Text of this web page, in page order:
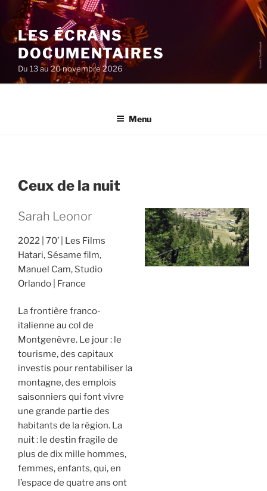
au
contenu
principal
LES ÉCRANS
DOCUMENTAIRES
Du 13 au 20 novembre 2026
Menu
Ceux de la nuit
Sarah Leonor
2022 70’
Les Films
Hatari, Sésame film,
Manuel Cam, Studio
Orlando
France
La frontière franco-
italienne au col de
Montgenèvre. Le jour : le
tourisme, des capitaux
investis pour rentabiliser la
montagne, des emplois
saisonniers qui font vivre
une grande partie des
habitants de la région. La
nuit : le destin fragile de
plus de dix mille hommes,
femmes, enfants, qui, en
l’espace de quatre ans ont